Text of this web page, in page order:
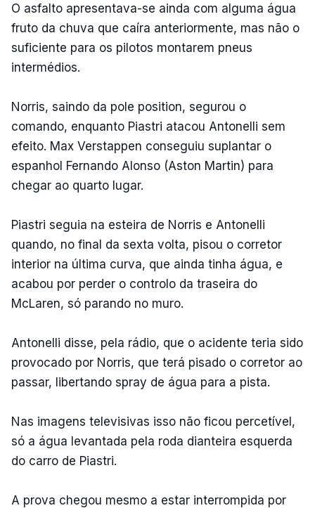
O asfalto apresentava-se ainda com alguma água
fruto da chuva que caíra anteriormente, mas não o
suficiente para os pilotos montarem pneus
intermédios.
Norris, saindo da pole position, segurou o
comando, enquanto Piastri atacou Antonelli sem
efeito. Max Verstappen conseguiu suplantar o
espanhol Fernando Alonso (Aston Martin) para
chegar ao quarto lugar.
Piastri seguia na esteira de Norris e Antonelli
quando, no final da sexta volta, pisou o corretor
interior na última curva, que ainda tinha água, e
acabou por perder o controlo da traseira do
McLaren, só parando no muro.
Antonelli disse, pela rádio, que o acidente teria sido
provocado por Norris, que terá pisado o corretor ao
passar, libertando spray de água para a pista.
Nas imagens televisivas isso não ficou percetível,
só a água levantada pela roda dianteira esquerda
do carro de Piastri.
A prova chegou mesmo a estar interrompida por